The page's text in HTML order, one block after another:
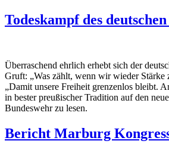
Todeskampf des
Überraschend ehrlich erhebt sich der
Gruft: „Was zählt, wenn wir wieder Stärke
„Damit unsere Freiheit grenzenlos bleibt.
in bester preußischer Tradition auf den
Bundeswehr zu lesen.
Bericht Marburg